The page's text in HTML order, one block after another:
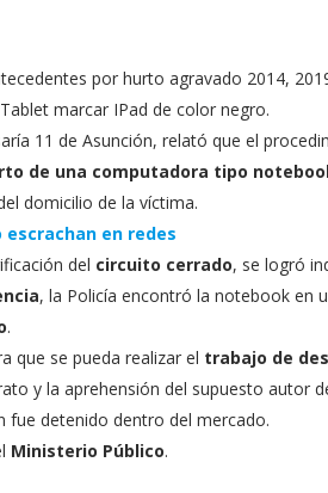
por hurto agravado 2014,
marcar IPad de color negro.
11 de Asunción, relató que el
de una computadora tipo
domicilio de la víctima.
en redes
del circuito cerrado, se logró
, la Policía encontró la notebook en
.
que se pueda realizar el trabajo de
y la aprehensión del supuesto autor
fue detenido dentro del mercado.
Ministerio Público.